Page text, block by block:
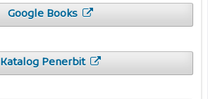
Google Books
Katalog Penerbit